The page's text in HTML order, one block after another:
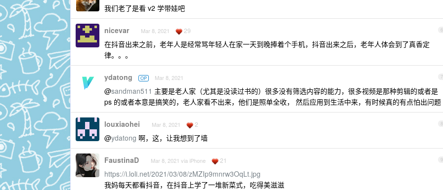
我们老了是看 v2 学带娃吧
6
nicevar Mar 8, 2021 29
在抖音出来之前，老年人是经常骂年轻人在家一天到晚捧着个手机，抖音出来之后，老年人体会到了真香定
律。。。
7
ydatong OP Mar 8, 2021
@sandman511 主要是老人家（尤其是没读过书的）很多没有筛选内容的能力，很多视频是那种剪辑的或者是
ps 的或者本意是搞笑的，老人家看不出来，他们是照单全收， 然后应用到生活中来，有时候真的有点怕出问题
8
louxiaohei Mar 8, 2021 2
@ydatong 啊，这，让我想到了墙
9
FaustinaD Mar 8, 2021 via iPhone 21
https://i.loli.net/2021/03/08/zMZIp9mnrw3OqLt.jpg
我妈每天都看抖音，在抖音上学了一堆新菜式，吃得美滋滋